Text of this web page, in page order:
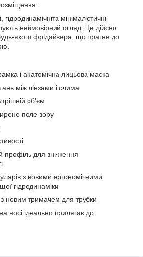
мінімалістичні
неймовірний огляд. Це дійсно
якого фрідайвера, що прагне до
і анатомічна лицьова маска
між лінзами і очима
об'єм
поле зору
профіль для зниження
з новими ергономічними
гідродинаміки
новим тримачем для трубки
носі ідеально прилягає до